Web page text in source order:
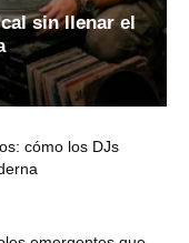
sin llenar el
cómo los DJs